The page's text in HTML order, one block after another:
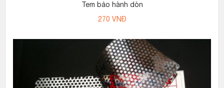
Tem bảo hành dòn
270 VNĐ